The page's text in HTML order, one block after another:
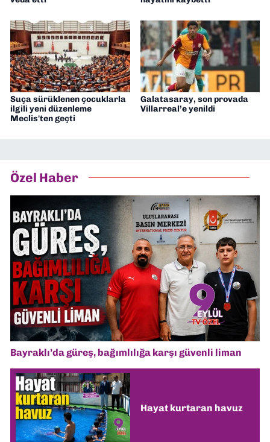
Suça sürüklenen çocuklarla
ilgili yeni düzenleme
Meclis'ten geçti
Galatasaray, son provada
Villarreal’e yenildi
Özel Haber
Bayraklı’da güreş, bağımlılığa karşı güvenli liman
Hayat kurtaran havuz